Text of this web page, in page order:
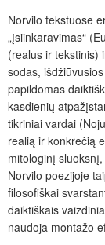
Norvilo tekstuose
„įsiinkaravimas“
(realus ir tekstinis)
sodas,
papildomas
kasdienių
tikriniai vardai
realią ir konkrečią
mitologinį
Norvilo poezijoje
filosofiškai
daiktiškais
naudoja montažo